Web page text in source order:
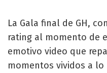
La Gala final de GH,
rating al momento de
emotivo video que
momentos vividos a